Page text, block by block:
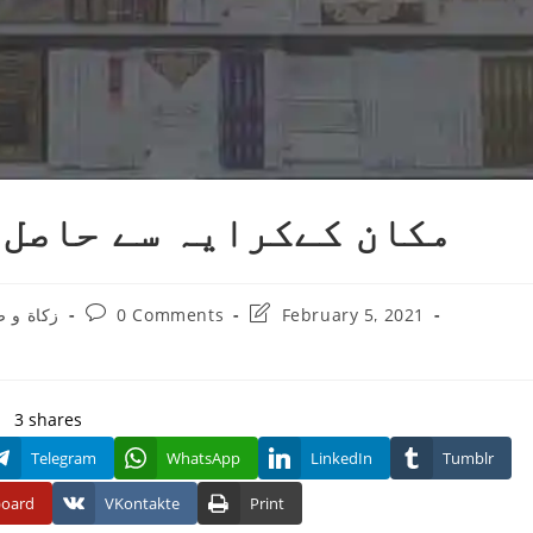
مكان كےكرايہ سے
زکاة و
Post0 Comments
PostFebruary 5, 2021
3 shares
Telegram WhatsApp LinkedIn Tumblr
VKontakte Print